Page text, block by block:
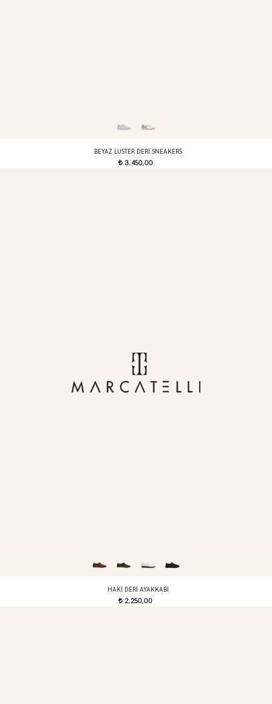
BEYAZ LUSTER DERI SNEAKERS
t3.450,00
HAKI DERI AYAKKABI
t 2.250,00